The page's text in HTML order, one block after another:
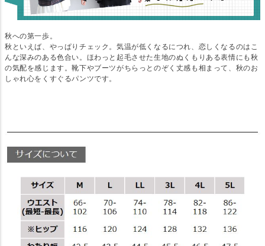
秋への第一歩。
秋といえば、やっぱりチェック。気温が低くなるにつれ、恋しくなるのはこ
んな深みのある色合い。ほわっと起毛させた生地のぬくもりある表情にも秋
の気配を感じます。靴下やブーツがちらっとのぞく丈感も相まって、秋のお
しゃれ心をくすぐるパンツです。